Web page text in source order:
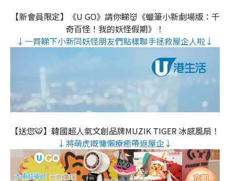
【新會員限定】《U GO》請你睇👹《蠟筆小新劇場版：千
奇百怪！我的妖怪假期》！
↓一齊睇下小新同妖怪朋友們點樣聯手拯救屋企人啦↓
【送您🐯】韓國超人氣文創品牌MUZIK TIGER 冰感風扇！
↓將萌虎嘅慵懶療癒帶返屋企↓